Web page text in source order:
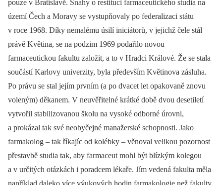
pouze v Bratislavě. Snahy o restituci farmaceutického studia na
území Čech a Moravy se vystupňovaly po federalizaci státu
v roce 1968. Díky nemalému úsilí iniciátorů, v jejichž čele stál
právě Květina, se na podzim 1969 podařilo novou
farmaceutickou fakultu založit, a to v Hradci Králové. Že se stala
součástí Karlovy univerzity, byla především Květinova zásluha.
Po právu se stal jejím prvním (a po dvacet let opakovaně znovu
voleným) děkanem. V neuvěřitelné krátké době dvou desetiletí
vytvořil stabilizovanou školu na vysoké odborné úrovni,
a prokázal tak své neobyčejné manažerské schopnosti. Jako
farmakolog –⁠ tak říkajíc od kolébky –⁠ věnoval velikou pozornost
přestavbě studia tak, aby farmaceut mohl být blízkým kolegou
a v určitých otázkách i poradcem lékaře. Jím vedená fakulta měla